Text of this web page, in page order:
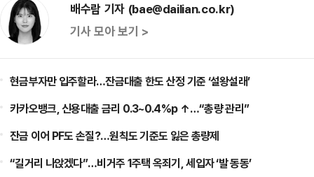
배수람 기자 (bae@dailian.co.kr)
기사 모아 보기 >
현금부자만 입주할라…잔금대출 한도 산정 기준 ‘설왕설래’
카카오뱅크, 신용대출 금리 0.3~0.4%p ↑…“총량 관리”
잔금 이어 PF도 손질?…원칙도 기준도 잃은 총량제
“길거리 나앉겠다”…비거주 1주택 옥죄기, 세입자 ‘발 동동’